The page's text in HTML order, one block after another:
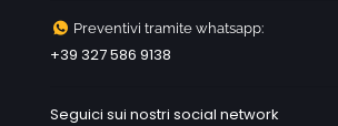
Preventivi tramite whatsapp:
+39 327 586 9138
Seguici sui nostri social network